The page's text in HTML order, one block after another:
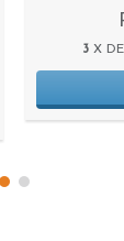
3 X DE